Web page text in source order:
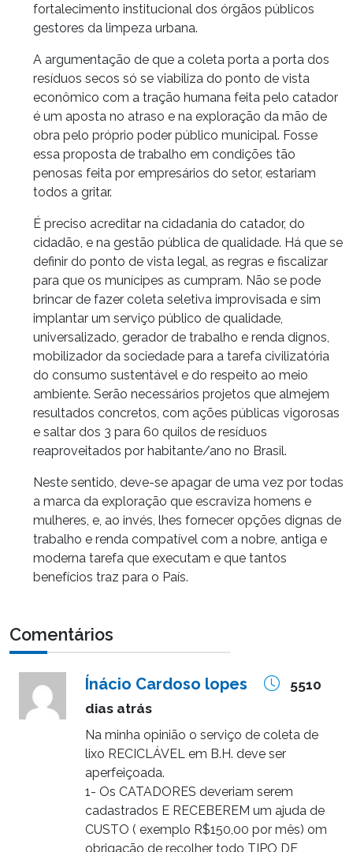
fortalecimento institucional dos órgãos públicos
gestores da limpeza urbana.
A argumentação de que a coleta porta a porta dos
resíduos secos só se viabiliza do ponto de vista
econômico com a tração humana feita pelo catador
é um aposta no atraso e na exploração da mão de
obra pelo próprio poder público municipal. Fosse
essa proposta de trabalho em condições tão
penosas feita por empresários do setor, estariam
todos a gritar.
É preciso acreditar na cidadania do catador, do
cidadão, e na gestão pública de qualidade. Há que se
definir do ponto de vista legal, as regras e fiscalizar
para que os munícipes as cumpram. Não se pode
brincar de fazer coleta seletiva improvisada e sim
implantar um serviço público de qualidade,
universalizado, gerador de trabalho e renda dignos,
mobilizador da sociedade para a tarefa civilizatória
do consumo sustentável e do respeito ao meio
ambiente. Serão necessários projetos que almejem
resultados concretos, com ações públicas vigorosas
e saltar dos 3 para 60 quilos de resíduos
reaproveitados por habitante/ano no Brasil.
Neste sentido, deve-se apagar de uma vez por todas
a marca da exploração que escraviza homens e
mulheres, e, ao invés, lhes fornecer opções dignas de
trabalho e renda compatível com a nobre, antiga e
moderna tarefa que executam e que tantos
benefícios traz para o País.
Comentários
Ínácio Cardoso lopes
5510
dias atrás
Na minha opinião o serviço de coleta de
lixo RECICLÁVEL em B.H. deve ser
aperfeiçoada.
1- Os CATADORES deveriam serem
cadastrados E RECEBEREM um ajuda de
CUSTO ( exemplo R$150,00 por mês) om
obrigação de recolher todo TIPO DE